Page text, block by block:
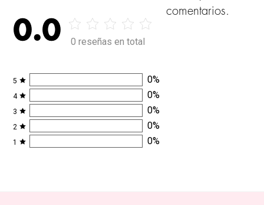
0.0 0 reseñas en total
5 0%
4 0%
3 0%
2 0%
1 0%
comentarios.